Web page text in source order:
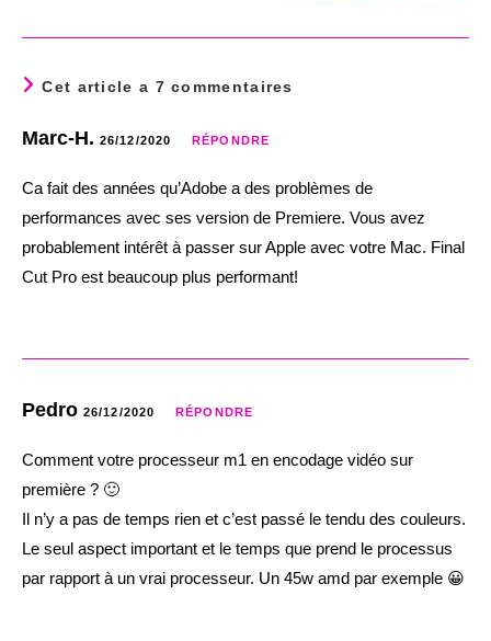
Cet article a 7 commentaires
Marc-H. 26/12/2020 RÉPONDRE
Ca fait des années qu’Adobe a des problèmes de
performances avec ses version de Premiere. Vous avez
probablement intérêt à passer sur Apple avec votre Mac. Final
Cut Pro est beaucoup plus performant!
Pedro 26/12/2020 RÉPONDRE
Comment votre processeur m1 en encodage vidéo sur
première ? 🙂
Il n’y a pas de temps rien et c’est passé le tendu des couleurs.
Le seul aspect important et le temps que prend le processus
par rapport à un vrai processeur. Un 45w amd par exemple 😀